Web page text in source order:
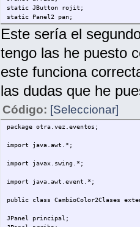
static JButton rojit;
static Panel2 pan;
public Cambi(){
principal=new JPanel();
rojit=new JButton("Rojo");
pan=new Panel2();
rojit.addActionListener(pan);
BoxLayout vertical=new
arriba.add(rojit);
principal.add(arriba);
principal.add(pan);
Este sería el
tengo las he puesto
este funciona
las dudas que he
Código: [Seleccionar]
package otra.vez.eventos;
import java.awt.*;
import javax.swing.*;
import java.awt.event.*;
public class CambioColor2Clases
JPanel principal;